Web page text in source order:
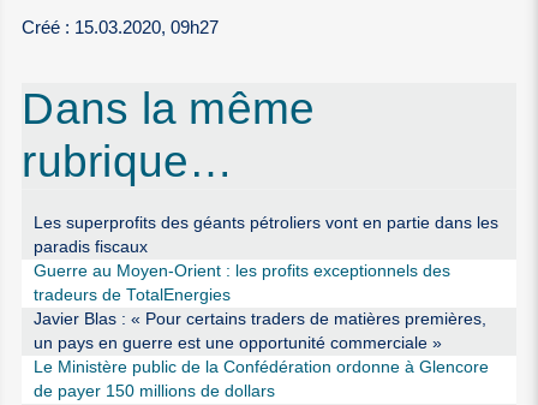
Créé : 15.03.2020, 09h27
Dans la même
rubrique…
Les superprofits des géants pétroliers vont en partie dans les
paradis fiscaux
Guerre au Moyen-Orient : les profits exceptionnels des
tradeurs de TotalEnergies
Javier Blas : « Pour certains traders de matières premières,
un pays en guerre est une opportunité commerciale »
Le Ministère public de la Confédération ordonne à Glencore
de payer 150 millions de dollars